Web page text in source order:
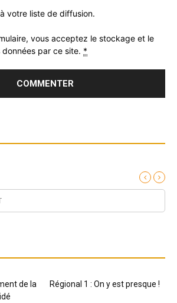
votre liste de diffusion.
vous acceptez le stockage et le
par ce site. *
de la
Régional 1 : On y est presque !